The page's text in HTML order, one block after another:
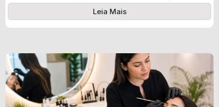
certificado informado pelo produtor e ...
Leia Mais